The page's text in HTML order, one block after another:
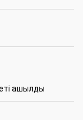
ашылды